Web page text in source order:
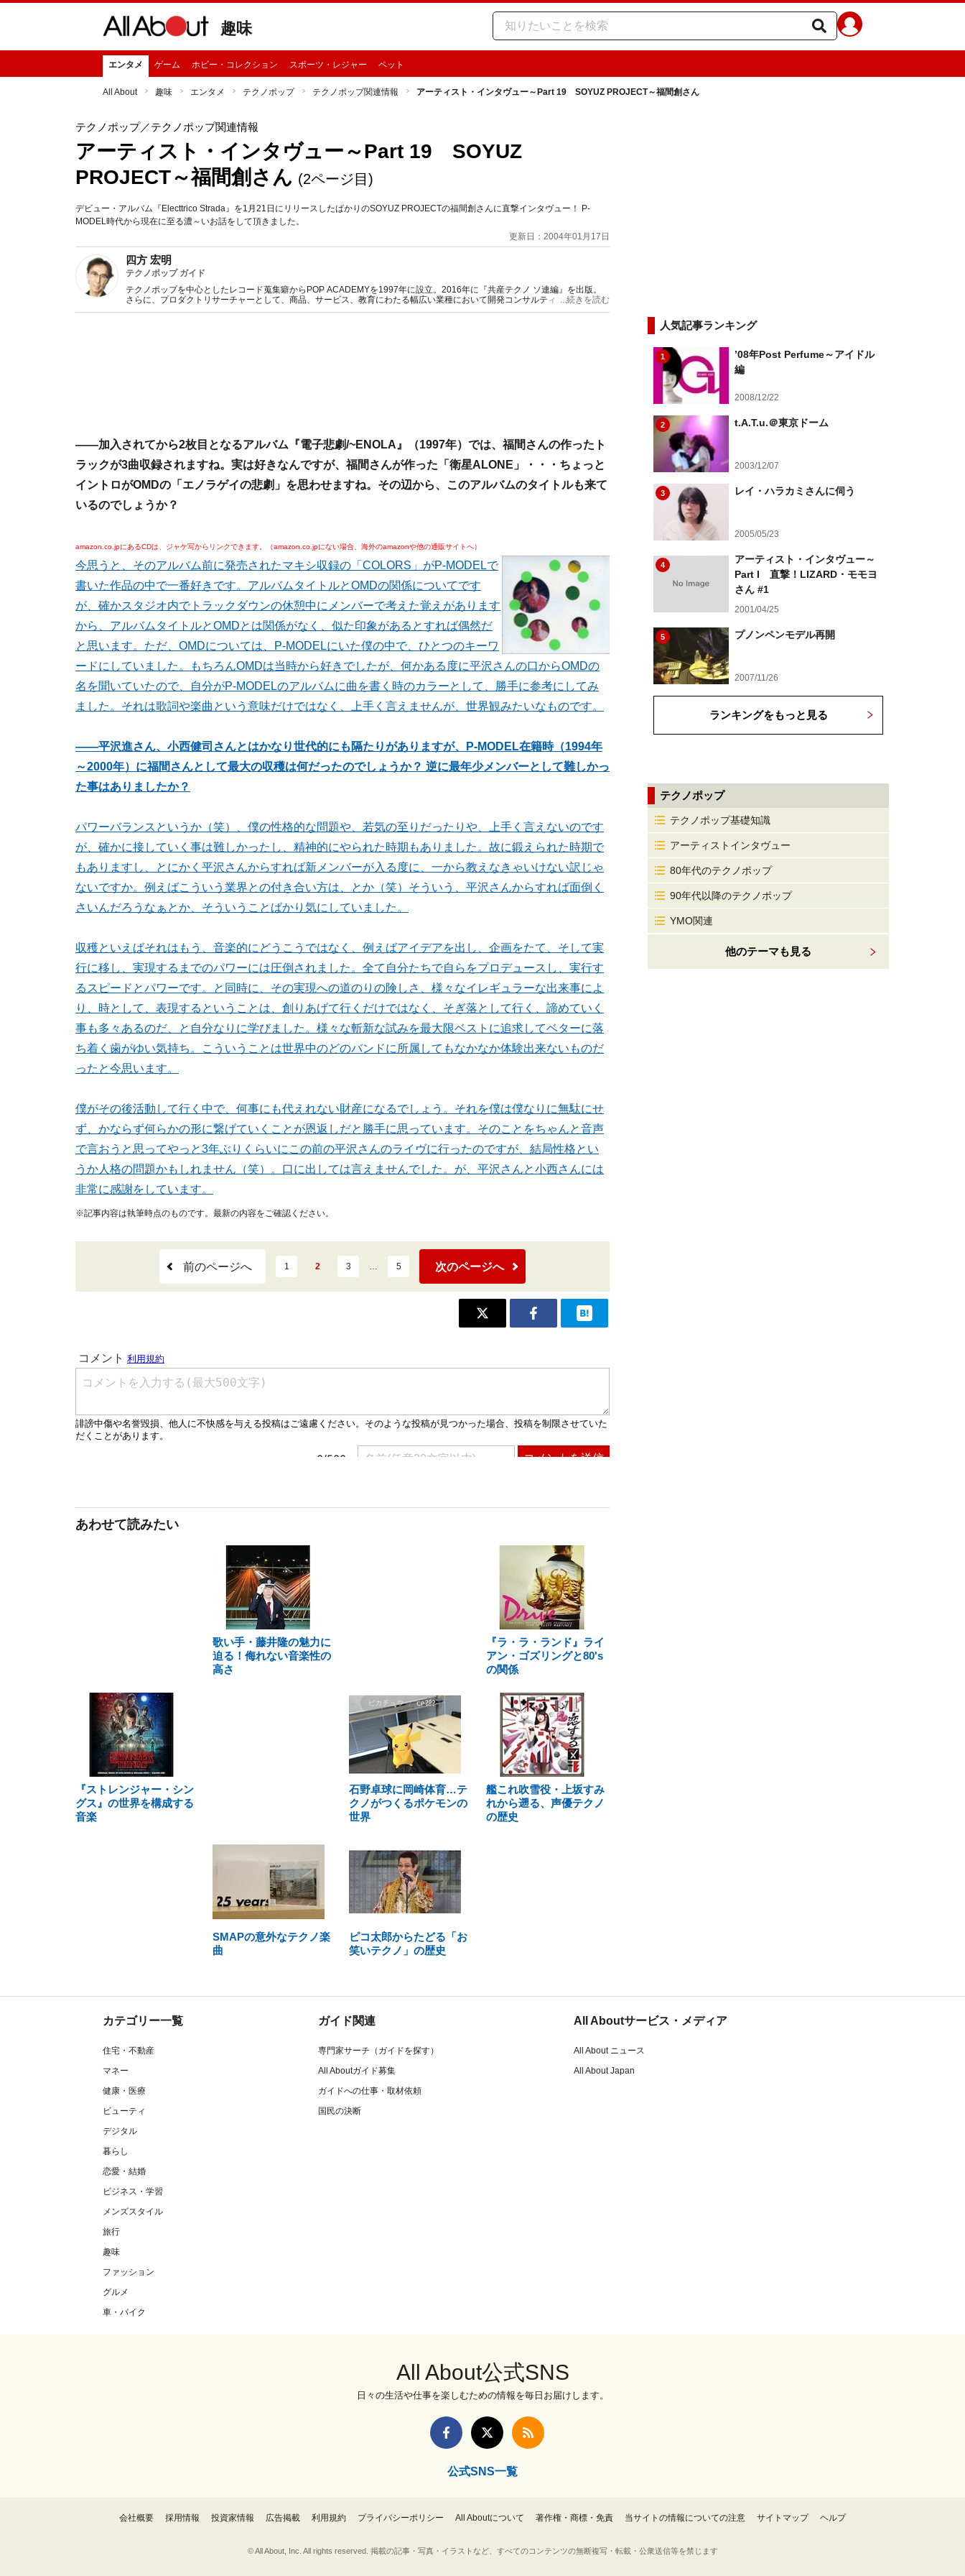
趣味
エンタメ ゲーム ホビー・コレクション スポーツ・レジャー ペット
All About 趣味 エンタメ テクノポップ テクノポップ関連情報 アーティスト・インタヴュー～Part 19 SOYUZ PROJECT～福間創さん
テクノポップ／テクノポップ関連情報
アーティスト・インタヴュー～Part 19 SOYUZ
PROJECT～福間創さん (2ページ目)
デビュー・アルバム『Electtrico Strada』を1月21日にリリースしたばかりのSOYUZ PROJECTの福間創さんに直撃インタヴュー！ P-
MODEL時代から現在に至る濃～いお話をして頂きました。
更新日：2004年01月17日
四方 宏明
テクノポップ ガイド
テクノポップを中心としたレコード蒐集癖からPOP ACADEMYを1997年に設立。2016年に『共産テクノ ソ連編』を出版。
さらに、プロダクトリサーチャーとして、商品、サービス、教育にわたる幅広い業種において開発コンサルティングに従事。
Twitter（hiroaki4kata）も随時更新。
...続きを読む
――加入されてから2枚目となるアルバム『電子悲劇/~ENOLA』（1997年）では、福間さんの作ったト
ラックが3曲収録されますね。実は好きなんですが、福間さんが作った「衛星ALONE」・・・ちょっと
イントロがOMDの「エノラゲイの悲劇」を思わせますね。その辺から、このアルバムのタイトルも来て
いるのでしょうか？
amazon.co.jpにあるCDは、ジャケ写からリンクできます。（amazon.co.jpにない場合、海外のamazonや他の通販サイトへ）
今思うと、そのアルバム前に発売されたマキシ収録の「COLORS」がP-MODELで
書いた作品の中で一番好きです。アルバムタイトルとOMDの関係についてです
が、確かスタジオ内でトラックダウンの休憩中にメンバーで考えた覚えがあります
から、アルバムタイトルとOMDとは関係がなく、似た印象があるとすれば偶然だ
と思います。ただ、OMDについては、P-MODELにいた僕の中で、ひとつのキーワ
ードにしていました。もちろんOMDは当時から好きでしたが、何かある度に平沢さんの口からOMDの
名を聞いていたので、自分がP-MODELのアルバムに曲を書く時のカラーとして、勝手に参考にしてみ
ました。それは歌詞や楽曲という意味だけではなく、上手く言えませんが、世界観みたいなものです。
――平沢進さん、小西健司さんとはかなり世代的にも隔たりがありますが、P-MODEL在籍時（1994年
～2000年）に福間さんとして最大の収穫は何だったのでしょうか？ 逆に最年少メンバーとして難しかっ
た事はありましたか？
パワーバランスというか（笑）、僕の性格的な問題や、若気の至りだったりや、上手く言えないのです
が、確かに接していく事は難しかったし、精神的にやられた時期もありました。故に鍛えられた時期で
もありますし、とにかく平沢さんからすれば新メンバーが入る度に、一から教えなきゃいけない訳じゃ
ないですか。例えばこういう業界との付き合い方は、とか（笑）そういう、平沢さんからすれば面倒く
さいんだろうなぁとか、そういうことばかり気にしていました。
収穫といえばそれはもう、音楽的にどうこうではなく、例えばアイデアを出し、企画をたて、そして実
行に移し、実現するまでのパワーには圧倒されました。全て自分たちで自らをプロデュースし、実行す
るスピードとパワーです。と同時に、その実現への道のりの険しさ、様々なイレギュラーな出来事によ
り、時として、表現するということは、創りあげて行くだけではなく、そぎ落として行く、諦めていく
事も多々あるのだ、と自分なりに学びました。様々な斬新な試みを最大限ベストに追求してベターに落
ち着く歯がゆい気持ち。こういうことは世界中のどのバンドに所属してもなかなか体験出来ないものだ
ったと今思います。
僕がその後活動して行く中で、何事にも代えれない財産になるでしょう。それを僕は僕なりに無駄にせ
ず、かならず何らかの形に繋げていくことが恩返しだと勝手に思っています。そのことをちゃんと音声
で言おうと思ってやっと3年ぶりくらいにこの前の平沢さんのライヴに行ったのですが、結局性格とい
うか人格の問題かもしれません（笑）。口に出しては言えませんでした。が、平沢さんと小西さんには
非常に感謝をしています。
※記事内容は執筆時点のものです。最新の内容をご確認ください。
前のページへ 1 2 3 … 5 次のページへ
あわせて読みたい
歌い手・藤井隆の魅力に
迫る！侮れない音楽性の
高さ
『ラ・ラ・ランド』ライ
アン・ゴズリングと80's
の関係
『ストレンジャー・シン
グス』の世界を構成する
音楽
石野卓球に岡崎体育…テ
クノがつくるポケモンの
世界
艦これ吹雪役・上坂すみ
れから遡る、声優テクノ
の歴史
SMAPの意外なテクノ楽
曲
ピコ太郎からたどる「お
笑いテクノ」の歴史
人気記事ランキング
1
’08年Post Perfume～アイドル
編
2008/12/22
2 t.A.T.u.＠東京ドーム
2003/12/07
3 レイ・ハラカミさんに伺う
2005/05/23
4
アーティスト・インタヴュー～
Part I 直撃！LIZARD・モモヨ
さん #1
2001/04/25
5 プノンペンモデル再開
2007/11/26
ランキングをもっと見る
テクノポップ
テクノポップ基礎知識
アーティストインタヴュー
80年代のテクノポップ
90年代以降のテクノポップ
YMO関連
他のテーマも見る
カテゴリー一覧
住宅・不動産
マネー
健康・医療
ビューティ
デジタル
暮らし
恋愛・結婚
ビジネス・学習
メンズスタイル
旅行
趣味
ファッション
グルメ
車・バイク
ガイド関連
専門家サーチ（ガイドを探す）
All Aboutガイド募集
ガイドへの仕事・取材依頼
国民の決断
All Aboutサービス・メディア
All About ニュース
All About Japan
All About公式SNS
日々の生活や仕事を楽しむための情報を毎日お届けします。
公式SNS一覧
会社概要 採用情報 投資家情報 広告掲載 利用規約 プライバシーポリシー All Aboutについて 著作権・商標・免責 当サイトの情報についての注意 サイトマップ ヘルプ
© All About, Inc. All rights reserved. 掲載の記事・写真・イラストなど、すべてのコンテンツの無断複写・転載・公衆送信等を禁じます